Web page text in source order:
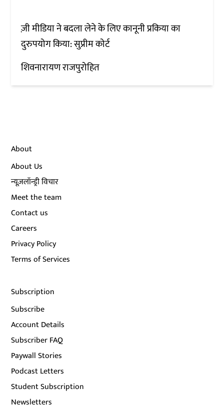
ज़ी मीडिया ने बदला लेने के लिए कानूनी प्रकिया का
दुरुपयोग किया: सुप्रीम कोर्ट
शिवनारायण राजपुरोहित
About
About Us
न्यूज़लॉन्ड्री विचार
Meet the team
Contact us
Careers
Privacy Policy
Terms of Services
Subscription
Subscribe
Account Details
Subscriber FAQ
Paywall Stories
Podcast Letters
Student Subscription
Newsletters